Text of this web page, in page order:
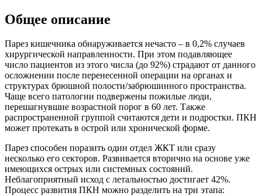
Общее описание
Парез кишечника обнаруживается нечасто – в 0,2% случаев
хирургической направленности. При этом подавляющее
число пациентов из этого числа (до 92%) страдают от данного
осложнении после перенесенной операции на органах и
структурах брюшной полости/забрюшинного пространства.
Чаще всего патологии подвержены пожилые люди,
перешагнувшие возрастной порог в 60 лет. Также
распространенной группой считаются дети и подростки. ПКН
может протекать в острой или хронической форме.
Парез способен поразить один отдел ЖКТ или сразу
несколько его секторов. Развивается вторично на основе уже
имеющихся острых или системных состояний.
Неблагоприятный исход с летальностью достигает 42%.
Процесс развития ПКН можно разделить на три этапа: